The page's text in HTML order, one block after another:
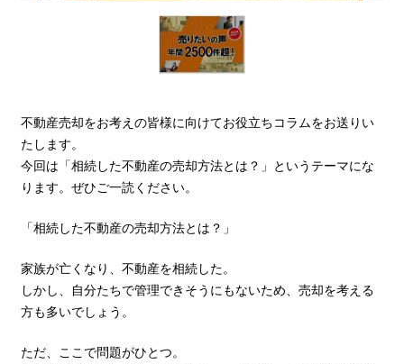
不動産売却をお考えの皆様に向けてお役立ちコラムをお送りい
たします。
今回は「相続した不動産の売却方法とは？」というテーマにな
ります。ぜひご一読ください。
「相続した不動産の売却方法とは？」
家族が亡くなり、不動産を相続した。
しかし、自分たちで管理できそうにもないため、売却を考える
方も多いでしょう。
ただ、ここで問題がひとつ。